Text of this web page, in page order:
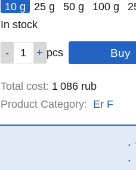
10 g 25 g 50 g 100 g
Remainder
In stock
pcs pcs
pcs
pcs
pcs
pcs
Total cost: 1 086 rub
Product Category: Er F